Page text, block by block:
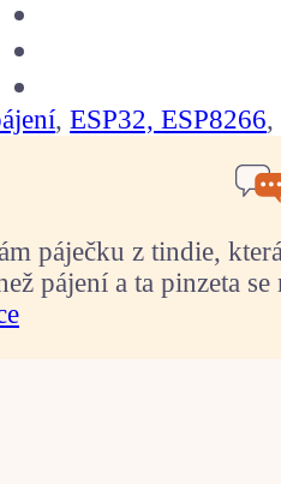
,ESP32, ESP8266,
páječku z tindie,
pájení a ta pinzeta